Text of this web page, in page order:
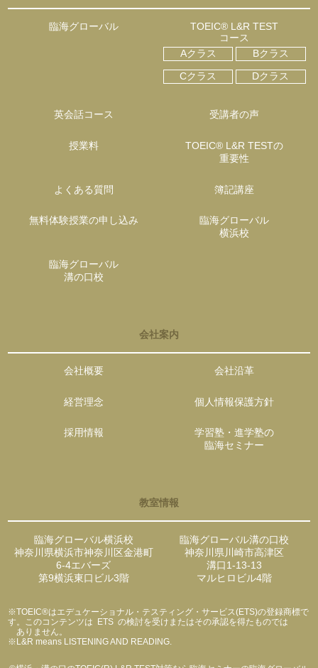
臨海グローバル
TOEIC® L&R TEST
コース
Aクラス
Bクラス
Cクラス Dクラス
英会話コース 受講者の声
授業料
TOEIC® L&R TESTの
重要性
よくある質問 簿記講座
無料体験授業の申し込み
臨海グローバル
横浜校
臨海グローバル
溝の口校
会社案内
会社概要 会社沿革
経営理念 個人情報保護方針
採用情報
学習塾・進学塾の
臨海セミナー
教室情報
臨海グローバル横浜校
神奈川県横浜市神奈川区金港町
6-4エバーズ
第9横浜東口ビル3階
臨海グローバル溝の口校
神奈川県川崎市高津区
溝口1-13-13
マルヒロビル4階
※TOEIC®はエデュケーショナル・テスティング・サービス(ETS)の登録商標で
す。このコンテンツは ETS の検討を受けまたはその承認を得たものでは
ありません。
※L&R means LISTENING AND READING.